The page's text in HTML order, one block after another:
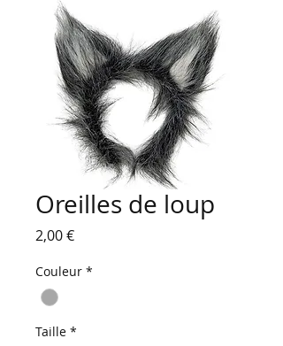
Oreilles de loup
2,00 €Prix
Couleur *
Taille *